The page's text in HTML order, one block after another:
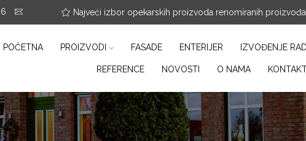
info@arterracotta.rsNajveći izbor opekarskih proizvoda renomiranih
POČETNA PROIZVODI FASADE ENTERIJER IZVOĐENJE
REFERENCE NOVOSTI O NAMA